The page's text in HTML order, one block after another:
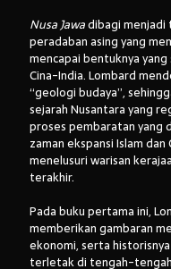
Nusa Jawadibagi menjadi
peradaban asing yang
mencapai bentuknya
Cina-India. Lombard
“geologi budaya”,
sejarah Nusantara yang
proses pembaratan yang
zaman ekspansi Islam
menelusuri warisan
terakhir.
Pada buku pertama ini,
memberikan gambaran
ekonomi, serta
terletak di tengah-